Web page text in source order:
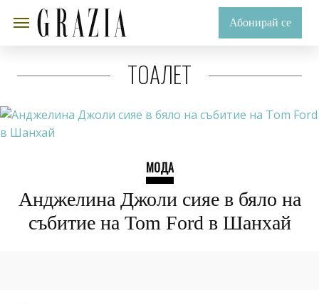
Абонирай се
ТОАЛЕТ
МОДА
Анджелина Джоли сияе в бяло на
събитие на Tom Ford в Шанхай